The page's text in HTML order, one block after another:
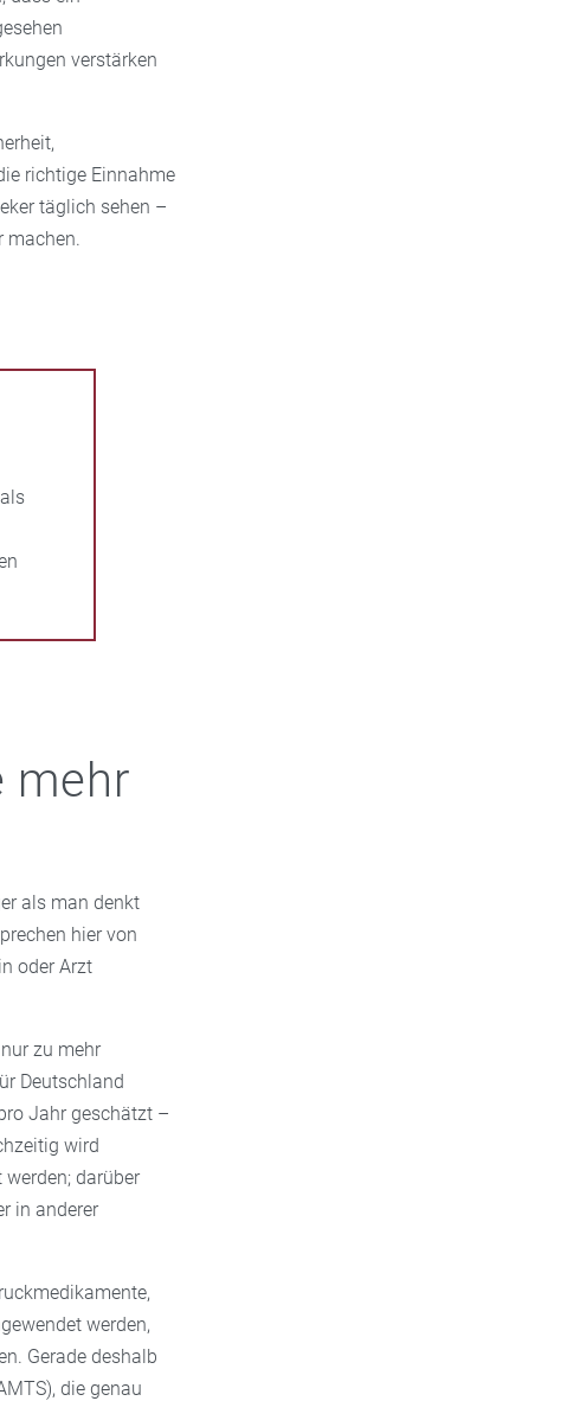
verstärken
richtige Einnahme
täglich sehen –
machen.
mehr
als man denkt
hier von
oder Arzt
zu mehr
Deutschland
Jahr geschätzt –
wird
darüber
in anderer
werden,
Gerade deshalb
die genau